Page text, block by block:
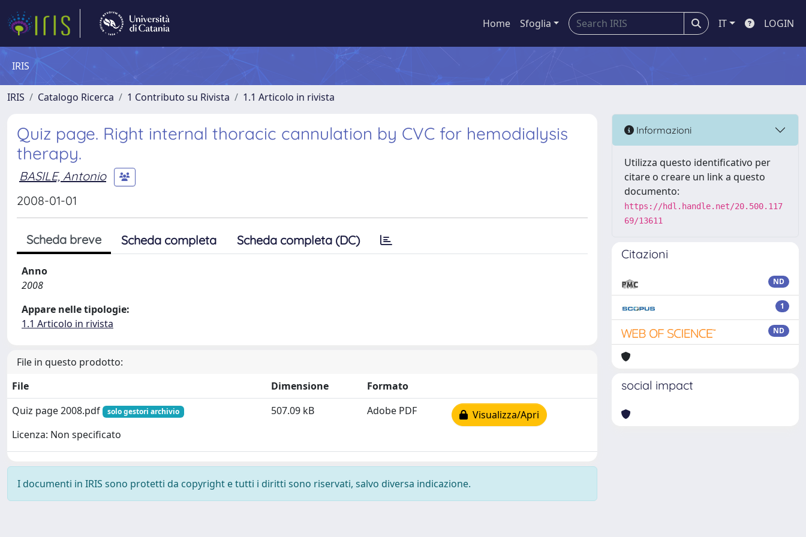
Home Sfoglia IT LOGIN
IRIS
IRIS Catalogo Ricerca 1 Contributo su Rivista 1.1 Articolo in rivista
Quiz page. Right internal thoracic cannulation by CVC for hemodialysis
therapy.
BASILE, Antonio
2008-01-01
Scheda breve Scheda completa Scheda completa (DC)
Anno
2008
Appare nelle tipologie:
1.1 Articolo in rivista
File in questo prodotto:
File
Dimensione
Formato
Quiz page 2008.pdf
solo gestori archivio
Licenza: Non specificato
507.09 kB Adobe PDF Visualizza/Apri
I documenti in IRIS sono protetti da copyright e tutti i diritti sono riservati, salvo diversa indicazione.
Informazioni
Utilizza questo identificativo per
citare o creare un link a questo
documento:
https://hdl.handle.net/20.500.117
69/13611
Citazioni
ND
1
ND
social impact